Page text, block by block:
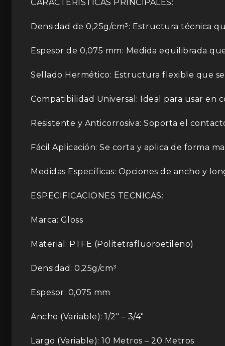
CARACTERISTICAS PRINCIPALES:
Densidad de 0,25g/cm³: Estructura técnica
Espesor de 0,075 mm: Medida equilibrada
Sellado Hermético: Estructura flexible que
Compatibilidad Universal: Ideal para usar en
Resistente y Anticorrosiva: Soporta el
Fácil Aplicación: Se corta y aplica de forma
Medidas Específicas: Opciones de ancho y
ESPECIFICACIONES TECNICAS:
Marca: Gloss
Material: PTFE (Politetrafluoroetileno)
Densidad: 0,25g/cm³
Espesor: 0,075 mm
Ancho (Variable): 1/2″ – 3/4″
Largo (Variable): 10 Metros – 20 Metros